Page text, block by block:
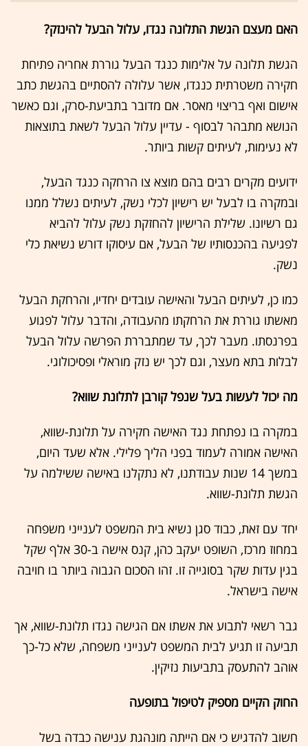
האם מעצם הגשת התלונה נגדו, עלול הבעל להינזק?
הגשת תלונה על אלימות כנגד הבעל גוררת אחריה פתיחת
חקירה משטרתית כנגדו, אשר עלולה להסתיים בהגשת כתב
אישום ואף בריצוי מאסר. אם מדובר בתביעת-סרק, וגם כאשר
הנושא מתבהר לבסוף - עדיין עלול הבעל לשאת בתוצאות
לא נעימות, לעיתים קשות ביותר.
ידועים מקרים רבים בהם מוצא צו הרחקה כנגד הבעל,
ובמקרה בו לבעל יש רישיון לכלי נשק, לעיתים נשלל ממנו
גם רשיונו. שלילת הרישיון להחזקת נשק עלול להביא
לפגיעה בהכנסותיו של הבעל, אם עיסוקו דורש נשיאת כלי
נשק.
כמו כן, לעיתים הבעל והאישה עובדים יחדיו, והרחקת הבעל
מאשתו גוררת את הרחקתו מהעבודה, והדבר עלול לפגוע
בפרנסתו. מעבר לכך, עד שמתבררת הפרשה עלול הבעל
לבלות בתא מעצר, וגם לכך יש נזק מוראלי ופסיכולוגי.
מה יכול לעשות בעל שנפל קורבן לתלונת שווא?
במקרה בו נפתחת נגד האישה חקירה על תלונת-שווא,
האישה אמורה לעמוד בפני הליך פלילי. אלא שעד היום,
במשך 14 שנות עבודתנו, לא נתקלנו באישה ששילמה על
הגשת תלונת-שווא.
יחד עם זאת, כבוד סגן נשיא בית המשפט לענייני משפחה
במחוז מרכז, השופט יעקב כהן, קנס אישה ב-30 אלף שקל
בגין עדות שקר בסוגייה זו. זהו הסכום הגבוה ביותר בו חויבה
אישה בישראל.
גבר רשאי לתבוע את אשתו אם הגישה נגדו תלונת-שווא, אך
תביעה זו תגיע לבית המשפט לענייני משפחה, שלא כל-כך
אוהב להתעסק בתביעות נזיקין.
החוק הקיים מספיק לטיפול בתופעה
חשוב להדגיש כי אם הייתה מונהגת ענישה כבדה בשל